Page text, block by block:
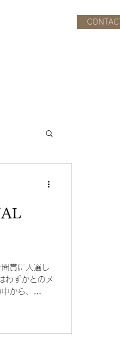
CONTACT
賞に入選し
わずかとのメ
から、